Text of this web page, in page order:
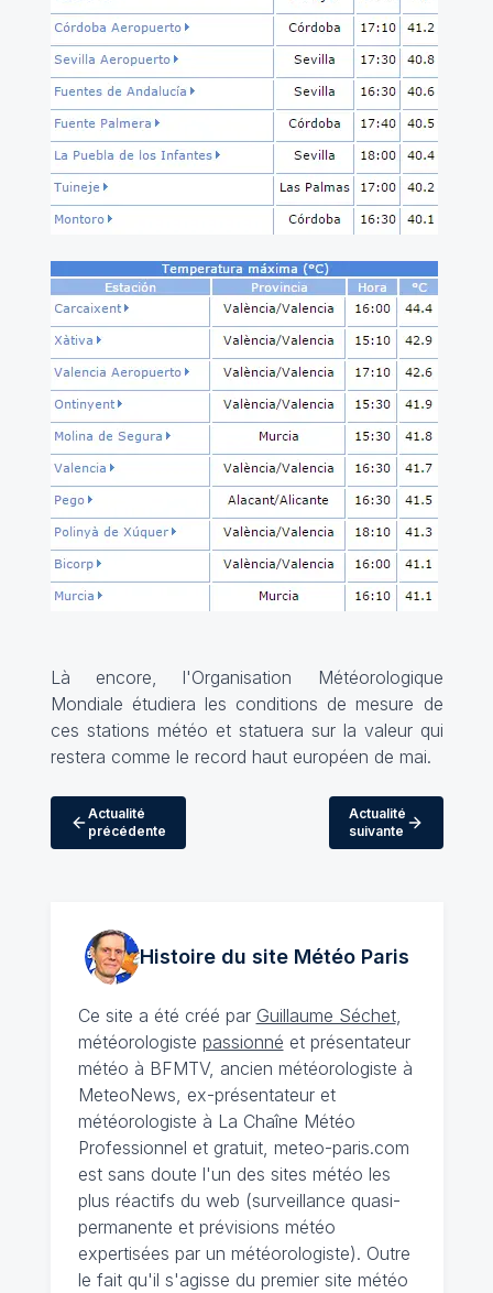
Là encore, l'Organisation Météorologique
Mondiale étudiera les conditions de mesure de
ces stations météo et statuera sur la valeur qui
restera comme le record haut européen de mai.
Actualité
précédente
Actualité
suivante
Histoire du site MétéoParis
Ce site a été créé par Guillaume Séchet,
météorologiste passionné et présentateur
météo à BFMTV, ancien météorologiste à
MeteoNews, ex-présentateur et
météorologiste à La Chaîne Météo
Professionnel et gratuit, meteo-paris.com
est sans doute l'un des sites météo les
plus réactifs du web (surveillance quasi-
permanente et prévisions météo
expertisées par un météorologiste). Outre
le fait qu'il s'agisse du premier site météo